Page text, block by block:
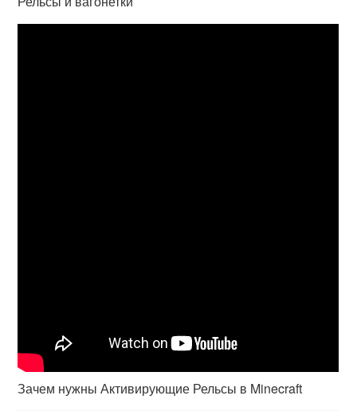
Зачем нужны Активирующие Рельсы в Minecraft